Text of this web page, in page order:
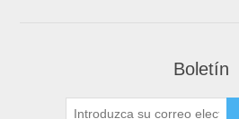
Boletín